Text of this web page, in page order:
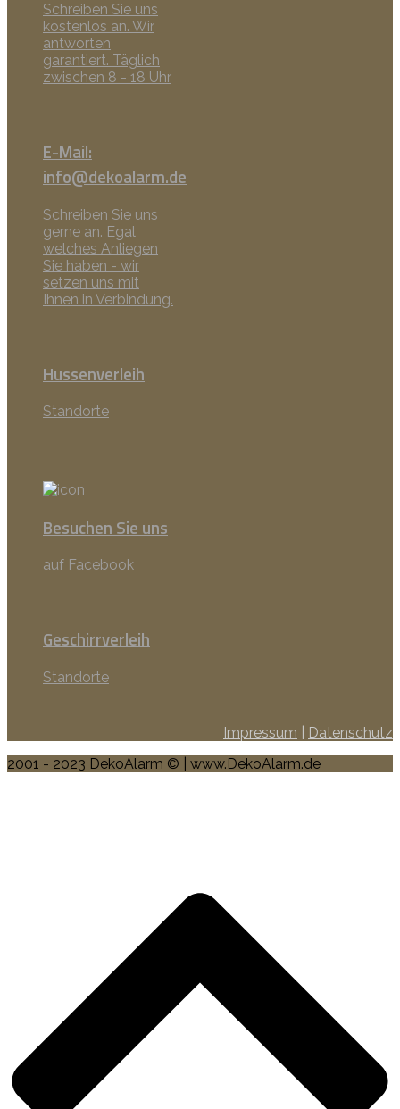
Schreiben Sie uns
kostenlos an. Wir
antworten
garantiert. Täglich
zwischen 8 - 18 Uhr
E-Mail:
info@dekoalarm.de
Schreiben Sie uns
gerne an. Egal
welches Anliegen
Sie haben - wir
setzen uns mit
Ihnen in Verbindung.
Hussenverleih
Standorte
Besuchen Sie uns
auf Facebook
Geschirrverleih
Standorte
Impressum
Datenschutz
2001 - 2023 DekoAlarm © | www.DekoAlarm.de